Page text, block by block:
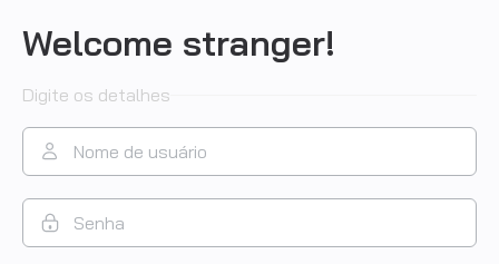
Welcome stranger!
Digite os detalhes